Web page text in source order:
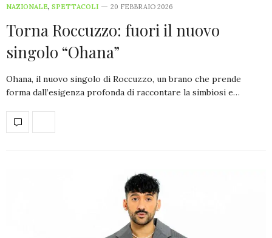
NAZIONALE, SPETTACOLI 20 FEBBRAIO 2026
Torna Roccuzzo: fuori il nuovo
singolo “Ohana”
Ohana, il nuovo singolo di Roccuzzo, un brano che prende
forma dall’esigenza profonda di raccontare la simbiosi e…